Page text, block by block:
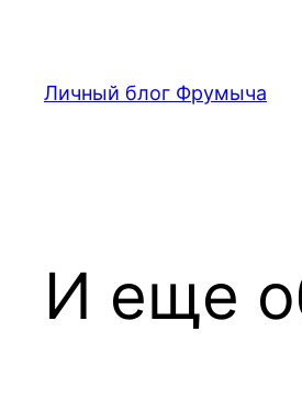
содержимому
Личный блог Фрумыча
И еще